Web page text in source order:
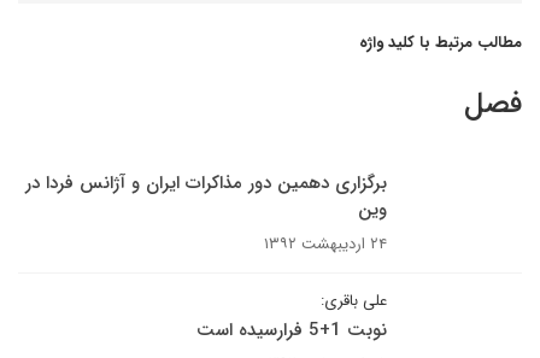
مطالب مرتبط با کلید واژه
فصل
برگزاری دهمین دور مذاکرات ایران و آژانس فردا در
وین
۲۴ اردیبهشت ۱۳۹۲
علی باقری:
نوبت 1+5 فرارسیده است